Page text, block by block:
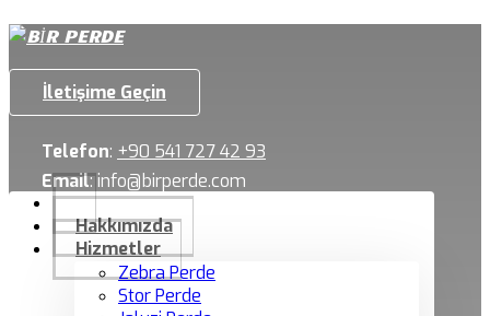
İletişime Geçin
Telefon: +90 541 727 42 93
Email:info@birperde.com
Hakkımızda
Hizmetler
Zebra Perde
Stor Perde